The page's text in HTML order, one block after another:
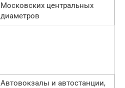
Московских центральных
диаметров
Автовокзалы и автостанции,